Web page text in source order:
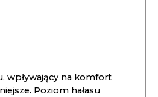
wpływający na komfort
Poziom hałasu